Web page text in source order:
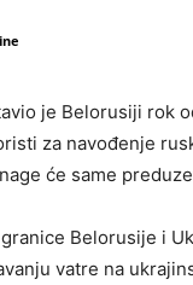
je Belorusiji rok
za navođenje
će same
Belorusije i
vatre na